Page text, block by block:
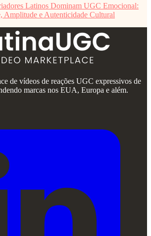
Latinos Dominam UGC Emocional:
Amplitude e Autenticidade Cultural
de vídeos de reações UGC expressivos de
marcas nos EUA, Europa e além.